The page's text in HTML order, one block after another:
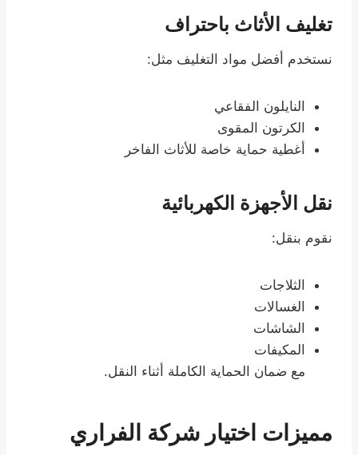
تغليف الأثاث باحتراف
نستخدم أفضل مواد التغليف مثل:
النايلون الفقاعي
الكرتون المقوى
أغطية حماية خاصة للأثاث الفاخر
نقل الأجهزة الكهربائية
نقوم بنقل:
الثلاجات
الغسالات
الشاشات
المكيفات
مع ضمان الحماية الكاملة أثناء النقل.
مميزات اختيار شركة الفراري